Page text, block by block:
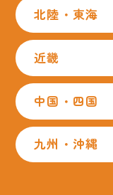
北陸・東海
近畿
中国・四国
九州・沖縄